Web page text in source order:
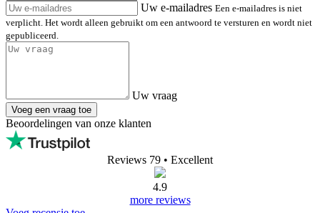
Uw e-mailadres Een e-mailadres is niet
verplicht. Het wordt alleen gebruikt om een antwoord te versturen en wordt niet
gepubliceerd.
Uw vraag
Voeg een vraag toe
Beoordelingen van onze klanten
Reviews 79 • Excellent
4.9
more reviews